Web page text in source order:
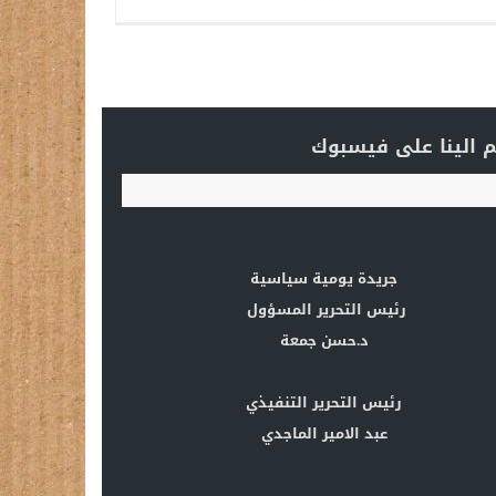
الينا على فيسبوك
جريدة يومية سياسية
رئيس التحرير المسؤول
د.حسن جمعة
رئيس التحرير التنفيذي
عبد الامير الماجدي